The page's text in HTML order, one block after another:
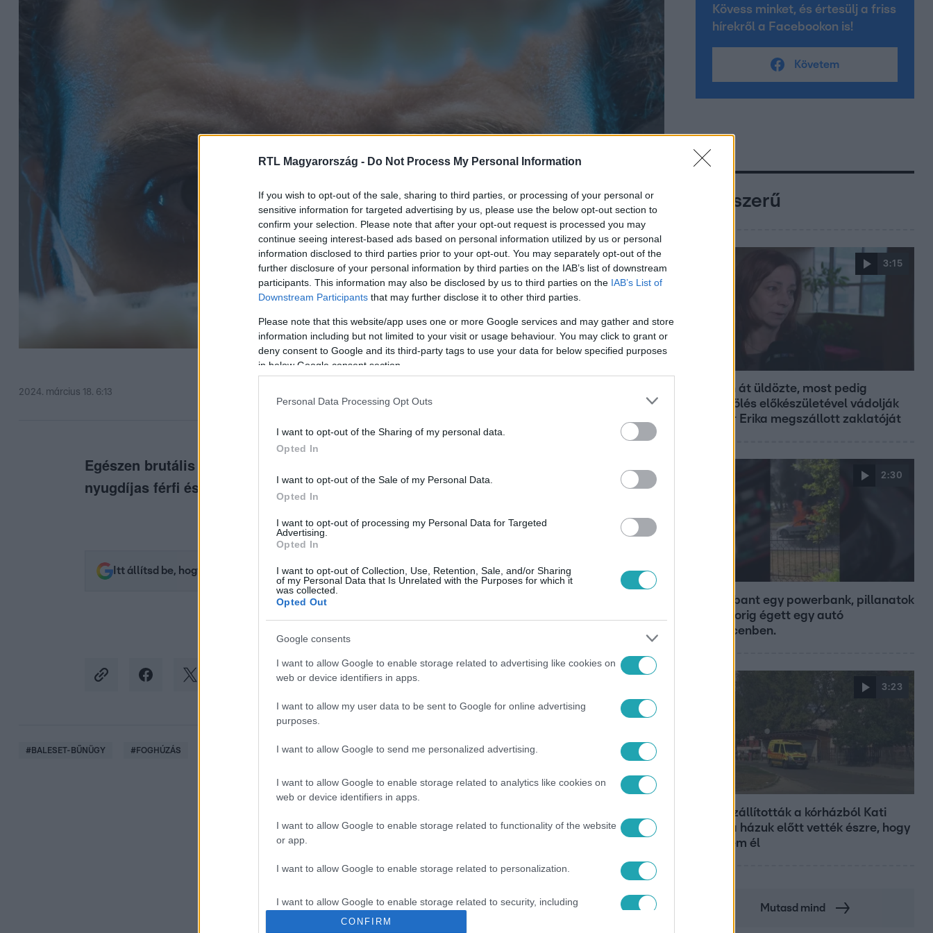
RTL Magyarország - Do Not Process My Personal Information
If you wish to opt-out of the sale, sharing to third parties, or processing of your personal or
sensitive information for targeted advertising by us, please use the below opt-out section to
confirm your selection. Please note that after your opt-out request is processed you may
continue seeing interest-based ads based on personal information utilized by us or personal
information disclosed to third parties prior to your opt-out. You may separately opt-out of the
further disclosure of your personal information by third parties on the IAB’s list of downstream
participants. This information may also be disclosed by us to third parties on the IAB’s List of
Downstream Participants that may further disclose it to other third parties.
Please note that this website/app uses one or more Google services and may gather and store
information including but not limited to your visit or usage behaviour. You may click to grant or
deny consent to Google and its third-party tags to use your data for below specified purposes
in below Google consent section.
Personal Data Processing Opt Outs
I want to opt-out of the Sharing of my personal data.
Opted In
I want to opt-out of the Sale of my Personal Data.
Opted In
I want to opt-out of processing my Personal Data for Targeted
Advertising.
Opted In
I want to opt-out of Collection, Use, Retention, Sale, and/or Sharing
of my Personal Data that Is Unrelated with the Purposes for which it
was collected.
Opted Out
Google consents
I want to allow Google to enable storage related to advertising like cookies on
web or device identifiers in apps.
I want to allow my user data to be sent to Google for online advertising
purposes.
I want to allow Google to send me personalized advertising.
I want to allow Google to enable storage related to analytics like cookies on
web or device identifiers in apps.
I want to allow Google to enable storage related to functionality of the website
or app.
I want to allow Google to enable storage related to personalization.
I want to allow Google to enable storage related to security, including
authentication functionality and fraud prevention, and other user protection.
CONFIRM
2024. március 18. 6:13
Egészen brutális fogászati horror főszereplője lett egy anya, a gyermeke, egy
nyugdíjas férfi és annak női tanítványa.
Itt állítsd be, hogy az RTL.hu az elsők között legyen a Google-találatokban!
#BALESET-BŰNÜGY #FOGHÚZÁS #FELJELENTÉS
Kövess minket, és értesülj a friss
hírekről a Facebookon is!
Követem
Népszerű
3:15
Éveken át üldözte, most pedig
emberölés előkészületével vádolják
Renner Erika megszállott zaklatóját
2:30
Felrobbant egy powerbank, pillanatok
alatt porig égett egy autó
Debrecenben.
3:23
Hazaszállították a kórházból Kati
nénit, a házuk előtt vették észre, hogy
már nem él
Mutasd mind